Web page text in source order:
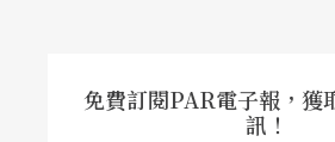
免費訂閱PAR電子報，獲
訊！